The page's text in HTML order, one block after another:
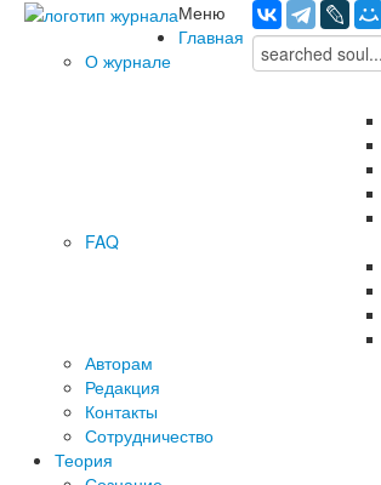
Меню
Главная
О журнале
FAQ
Авторам
Редакция
­Контакты
Сотрудничество
Теория